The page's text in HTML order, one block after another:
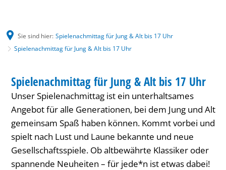
Sie sind hier: Spielenachmittag für Jung & Alt bis 17 Uhr
Spielenachmittag für Jung & Alt bis 17 Uhr
für
Jung
Alt
bis
KATEGORIE: HAUS INTERNATIONAL
Spielenachmittag für Jung & Alt bis 17 Uhr
Unser Spielenachmittag ist ein unterhaltsames
Angebot für alle Generationen, bei dem Jung und Alt
gemeinsam Spaß haben können. Kommt vorbei und
spielt nach Lust und Laune bekannte und neue
Gesellschaftsspiele. Ob altbewährte Klassiker oder
spannende Neuheiten – für jede*n ist etwas dabei!